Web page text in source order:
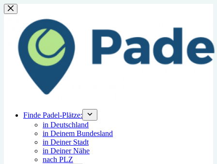
Zum
Inhalt
springen
Finde Padel-Plätze:
in Deutschland
in Deinem Bundesland
in Deiner Stadt
in Deiner Nähe
nach PLZ